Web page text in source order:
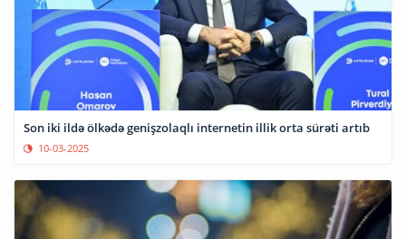
Son iki ildə ölkədə genişzolaqlı internetin illik orta sürəti artıb
10-03-2025